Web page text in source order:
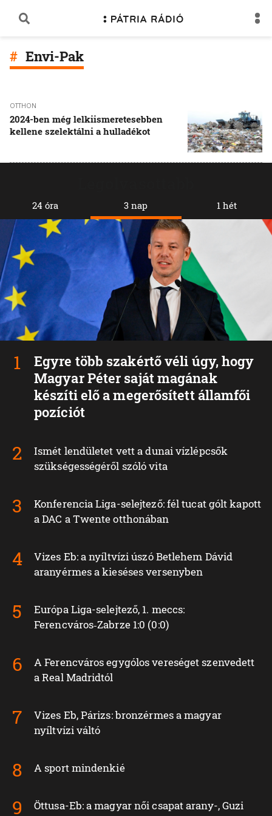
Envi-Pak
OTTHON
2024-ben még lelkiismeretesebben
kellene szelektálni a hulladékot
24 óra 3 nap
Egyre több szakértő véli úgy, hogy
Magyar Péter saját magának
készíti elő a megerősített államfői
pozíciót
Ismét lendületet vett a dunai vízlépcsők
szükségességéről szóló vita
Konferencia Liga-selejtező: fél tucat gólt kapott
a DAC a Twente otthonában
Vizes Eb: a nyíltvízi úszó Betlehem Dávid
aranyérmes a kieséses versenyben
Európa Liga-selejtező, 1. meccs:
Ferencváros‑Zabrze 1:0 (0:0)
A Ferencváros egygólos vereséget szenvedett
a Real Madridtól
Vizes Eb, Párizs: bronzérmes a magyar
nyíltvízi váltó
A sport mindenkié
Öttusa-Eb: a magyar női csapat arany-, Guzi
1 hét